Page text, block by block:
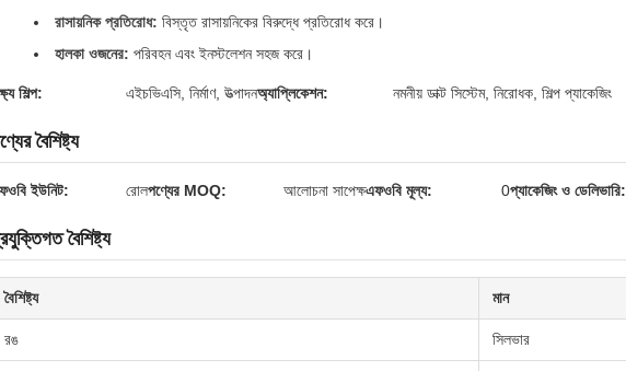
রাসায়নিক প্রতিরোধ: বিস্তৃত রাসায়নিকের বিরুদ্ধে প্রতিরোধ করে।
হালকা ওজনের: পরিবহন এবং ইনস্টলেশন সহজ করে।
শিল্প: এইচভিএসি, নির্মাণ, উত্পাদনঅ্যাপ্লিকেশন: নমনীয় ডাক্ট সিস্টেম, নিরোধক, শিল্প প্যাকেজিং
বৈশিষ্ট্য
ইউনিট: রোলপণ্যের MOQ: আলোচনা সাপেক্ষএফওবি মূল্য: 0প্যাকেজিং ও ডেলিভারি:
বৈশিষ্ট্য
বৈশিষ্ট্য মান
রঙ সিলভার